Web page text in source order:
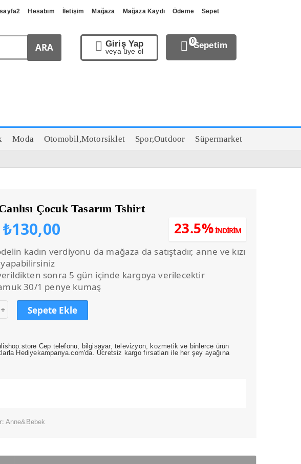
Hesabım İletişim Mağaza Mağaza Kaydı Ödeme
Sepet
Giriş Yap
veya üye ol
0Sepetim
Moda Otomobil,Motorsiklet Spor,Outdoor Süpermarket
Çocuk Tasarım Tshirt
Orijinal
fiyat:
₺170,00.
₺130,00
fiyat:
₺130,00.
23.5%İNDİRİM
kadın verdiyonu da mağaza da satıştadır, anne ve kızı
sonra 5 gün içinde kargoya verilecektir
30/1 penye kumaş
Sepete Ekle
Cep telefonu, bilgisayar, televizyon, kozmetik ve binlerce ürün
Hediyekampanya.com'da. Ücretsiz kargo fırsatları ile her şey ayağına
Anne&Bebek